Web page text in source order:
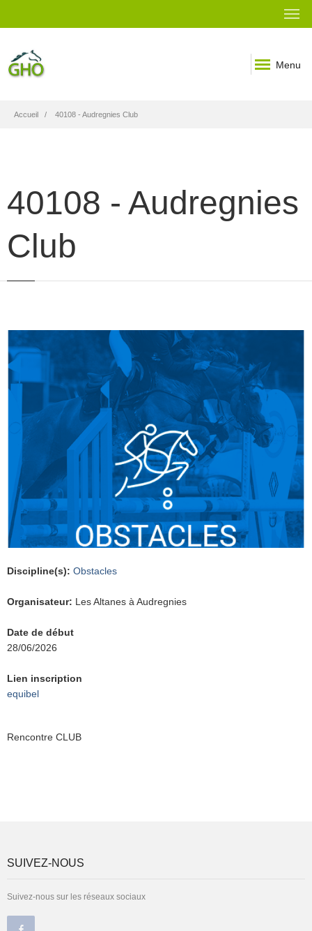
Menu
Fil
Accueil 40108 - Audregnies Club
40108 - Audregnies
Club
Discipline(s): Obstacles
Organisateur: Les Altanes à Audregnies
Date de début
28/06/2026
Lien inscription
equibel
Rencontre CLUB
SUIVEZ-NOUS
Suivez-nous sur les réseaux sociaux